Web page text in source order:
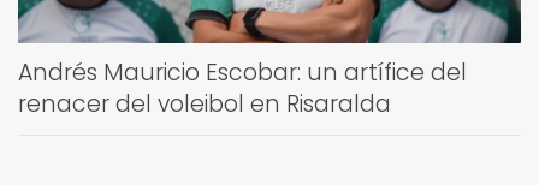
Andrés Mauricio Escobar: un artífice del
renacer del voleibol en Risaralda